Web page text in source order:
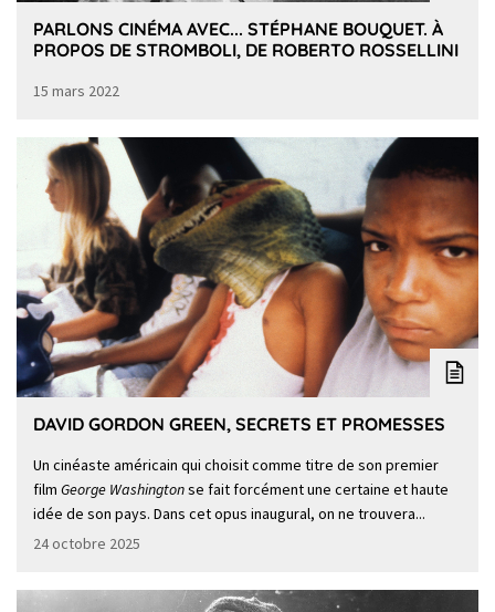
PARLONS CINÉMA AVEC... STÉPHANE BOUQUET. À
PROPOS DE STROMBOLI, DE ROBERTO ROSSELLINI
15 mars 2022
DAVID GORDON GREEN, SECRETS ET PROMESSES
Un cinéaste américain qui choisit comme titre de son premier
film George Washingtonse fait forcément une certaine et haute
idée de son pays. Dans cet opus inaugural, on ne trouvera...
24 octobre 2025